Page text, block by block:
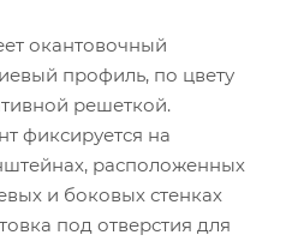
окантовочный
профиль, по цвету
решеткой.
фиксируется на
расположенных
и боковых стенках
под отверстия для